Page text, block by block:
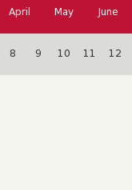
April May June
December
8 9 10 11 12